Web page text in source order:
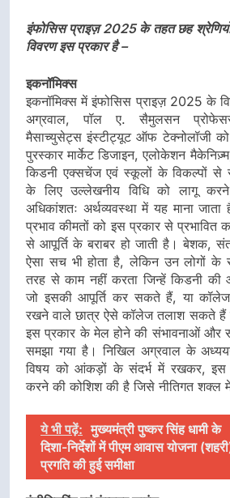
इंफोसिस प्राइज़ 2025 के तहत छह
विवरण इस प्रकार है –
इकनॉमिक्स
इकनॉमिक्स में इंफोसिस प्राइज़ 2025 के
अग्रवाल, पॉल ए. सैमुलसन
मैसाच्युसेट्स इंस्टीट्यूट ऑफ टेक्नोलॉजी
पुरस्कार मार्केट डिजाइन, एलोकेशन
किडनी एक्सचेंज एवं स्कूलों के विकल्पों से
के लिए उल्लेखनीय विधि को लागू
अधिकांशतः अर्थव्यवस्था में यह माना
प्रभाव कीमतों को इस प्रकार से प्रभावित
से आपूर्ति के बराबर हो जाती है। बेशक,
ऐसा सच भी होता है, लेकिन उन लोगों के
तरह से काम नहीं करता जिन्हें किडनी
जो इसकी आपूर्ति कर सकते हैं, या
रखने वाले छात्र ऐसे कॉलेज तलाश सकते हैं
इस प्रकार के मेल होने की संभावनाओं और
समझा गया है। निखिल अग्रवाल के
विषय को आंकड़ों के संदर्भ में रखकर, इस
करने की कोशिश की है जिसे नीतिगत शक्ल
ये भी पढ़ें: मुख्यमंत्री पुष्कर सिंह धामी के
दिशा-निर्देशों में पीएम आवास योजना
प्रगति की हुई समीक्षा